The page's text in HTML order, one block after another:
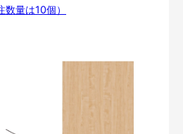
量は10個）